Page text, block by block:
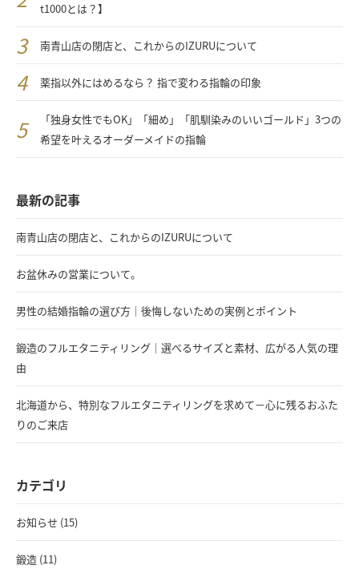
t1000とは？】
南青山店の閉店と、これからのIZURUについて
薬指以外にはめるなら？ 指で変わる指輪の印象
「独身女性でもOK」「細め」「肌馴染みのいいゴールド」3つの
希望を叶えるオーダーメイドの指輪
最新の記事
南青山店の閉店と、これからのIZURUについて
お盆休みの営業について。
男性の結婚指輪の選び方｜後悔しないための実例とポイント
鍛造のフルエタニティリング｜選べるサイズと素材、広がる人気の理
由
北海道から、特別なフルエタニティリングを求めて－心に残るおふた
りのご来店
カテゴリ
お知らせ (15)
鍛造 (11)